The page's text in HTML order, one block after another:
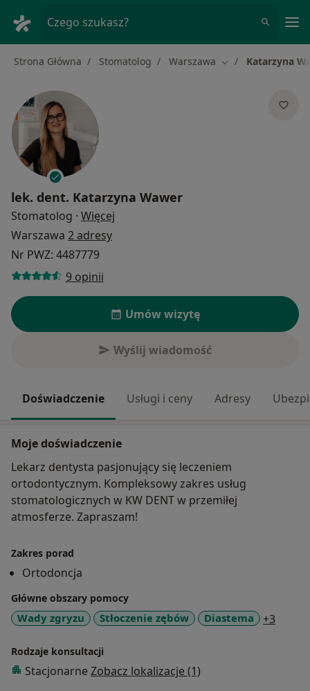
Czego szukasz?
Strona Główna Stomatolog Warszawa Zmień miasto
Katarzyna
lek. dent. Katarzyna Wawer
Stomatolog · Więcej
Warszawa 2 adresy
Nr PWZ: 4487779
9 opinii
Umów wizytę
Wyślij wiadomość
Doświadczenie Usługi i ceny Adresy
Moje doświadczenie
Lekarz dentysta pasjonujący się leczeniem
ortodontycznym. Kompleksowy zakres usług
stomatologicznych w KW DENT w przemiłej
atmosferze. Zapraszam!
Zakres porad
Ortodoncja
Główne obszary pomocy
Wady zgryzu Stłoczenie zębów Diastema +3
Rodzaje konsultacji
Stacjonarne Zobacz lokalizacje (1)